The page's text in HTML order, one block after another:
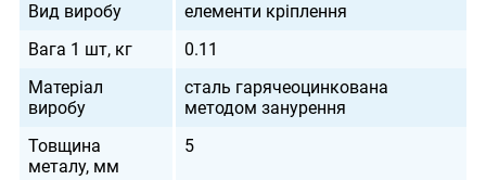
Вид виробу
елементи кріплення
Вага 1 шт, кг
0.11
Матеріал
виробу
сталь гарячеоцинкована
методом занурення
Товщина
металу, мм
5